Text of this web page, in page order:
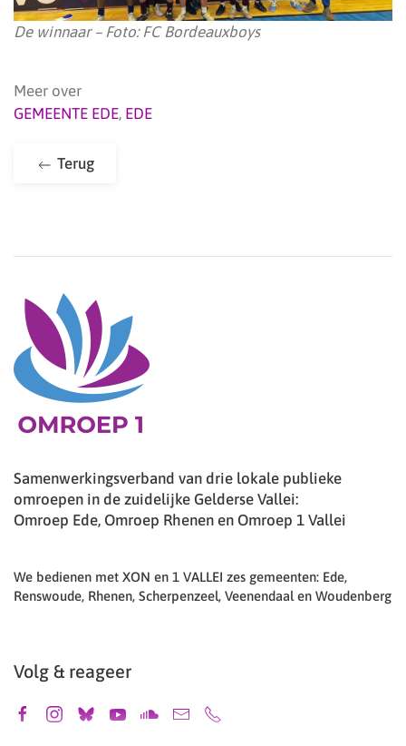
De winnaar – Foto: FC Bordeauxboys
Meer over
GEMEENTE EDE, EDE
Terug
Samenwerkingsverband van drie lokale publieke
omroepen in de zuidelijke Gelderse Vallei:
Omroep Ede, Omroep Rhenen en Omroep 1 Vallei
We bedienen met XON en 1 VALLEI zes gemeenten: Ede,
Renswoude, Rhenen, Scherpenzeel, Veenendaal en Woudenberg
Volg & reageer